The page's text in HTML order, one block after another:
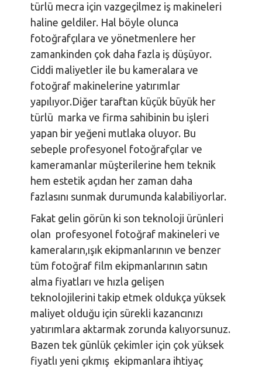
türlü mecra için vazgeçilmez iş makineleri
haline geldiler. Hal böyle olunca
fotoğrafçılara ve yönetmenlere her
zamankinden çok daha fazla iş düşüyor.
Ciddi maliyetler ile bu kameralara ve
fotoğraf makinelerine yatırımlar
yapılıyor.Diğer taraftan küçük büyük her
türlü marka ve firma sahibinin bu işleri
yapan bir yeğeni mutlaka oluyor. Bu
sebeple profesyonel fotoğrafçılar ve
kameramanlar müşterilerine hem teknik
hem estetik açıdan her zaman daha
fazlasını sunmak durumunda kalabiliyorlar.
Fakat gelin görün ki son teknoloji ürünleri
olan profesyonel fotoğraf makineleri ve
kameraların,ışık ekipmanlarının ve benzer
tüm fotoğraf film ekipmanlarının satın
alma fiyatları ve hızla gelişen
teknolojilerini takip etmek oldukça yüksek
maliyet olduğu için sürekli kazancınızı
yatırımlara aktarmak zorunda kalıyorsunuz.
Bazen tek günlük çekimler için çok yüksek
fiyatlı yeni çıkmış ekipmanlara ihtiyaç